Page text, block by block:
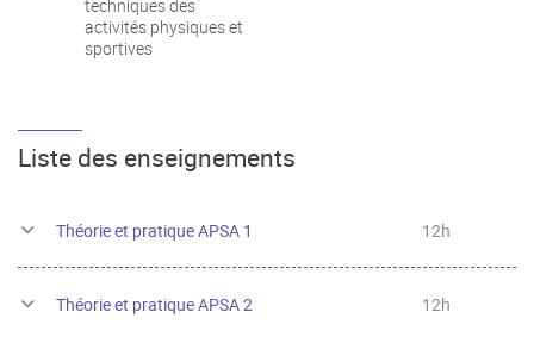
techniques des
activités physiques et
sportives
Liste des enseignements
Théorie et pratique APSA 1 12h
Théorie et pratique APSA 2 12h